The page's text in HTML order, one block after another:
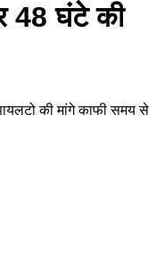
48 घंटे की
की मांगे काफी समय से